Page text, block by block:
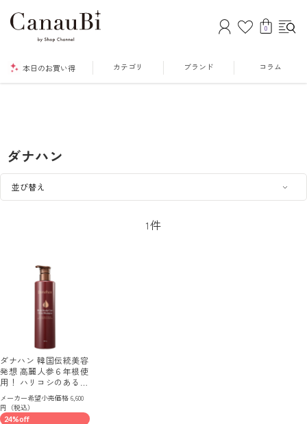
0
本日のお買い得 カテゴリ ブランド コラム
ダナハン
1件
ダナハン 韓国伝統美容
発想 高麗人参６年根使
用！ ハリコシのあるツ
ヤ髪へ マルチ スカル
プケア オイルインシャ
ンプー
メーカー希望小売価格 6,600
円（税込）
24%off